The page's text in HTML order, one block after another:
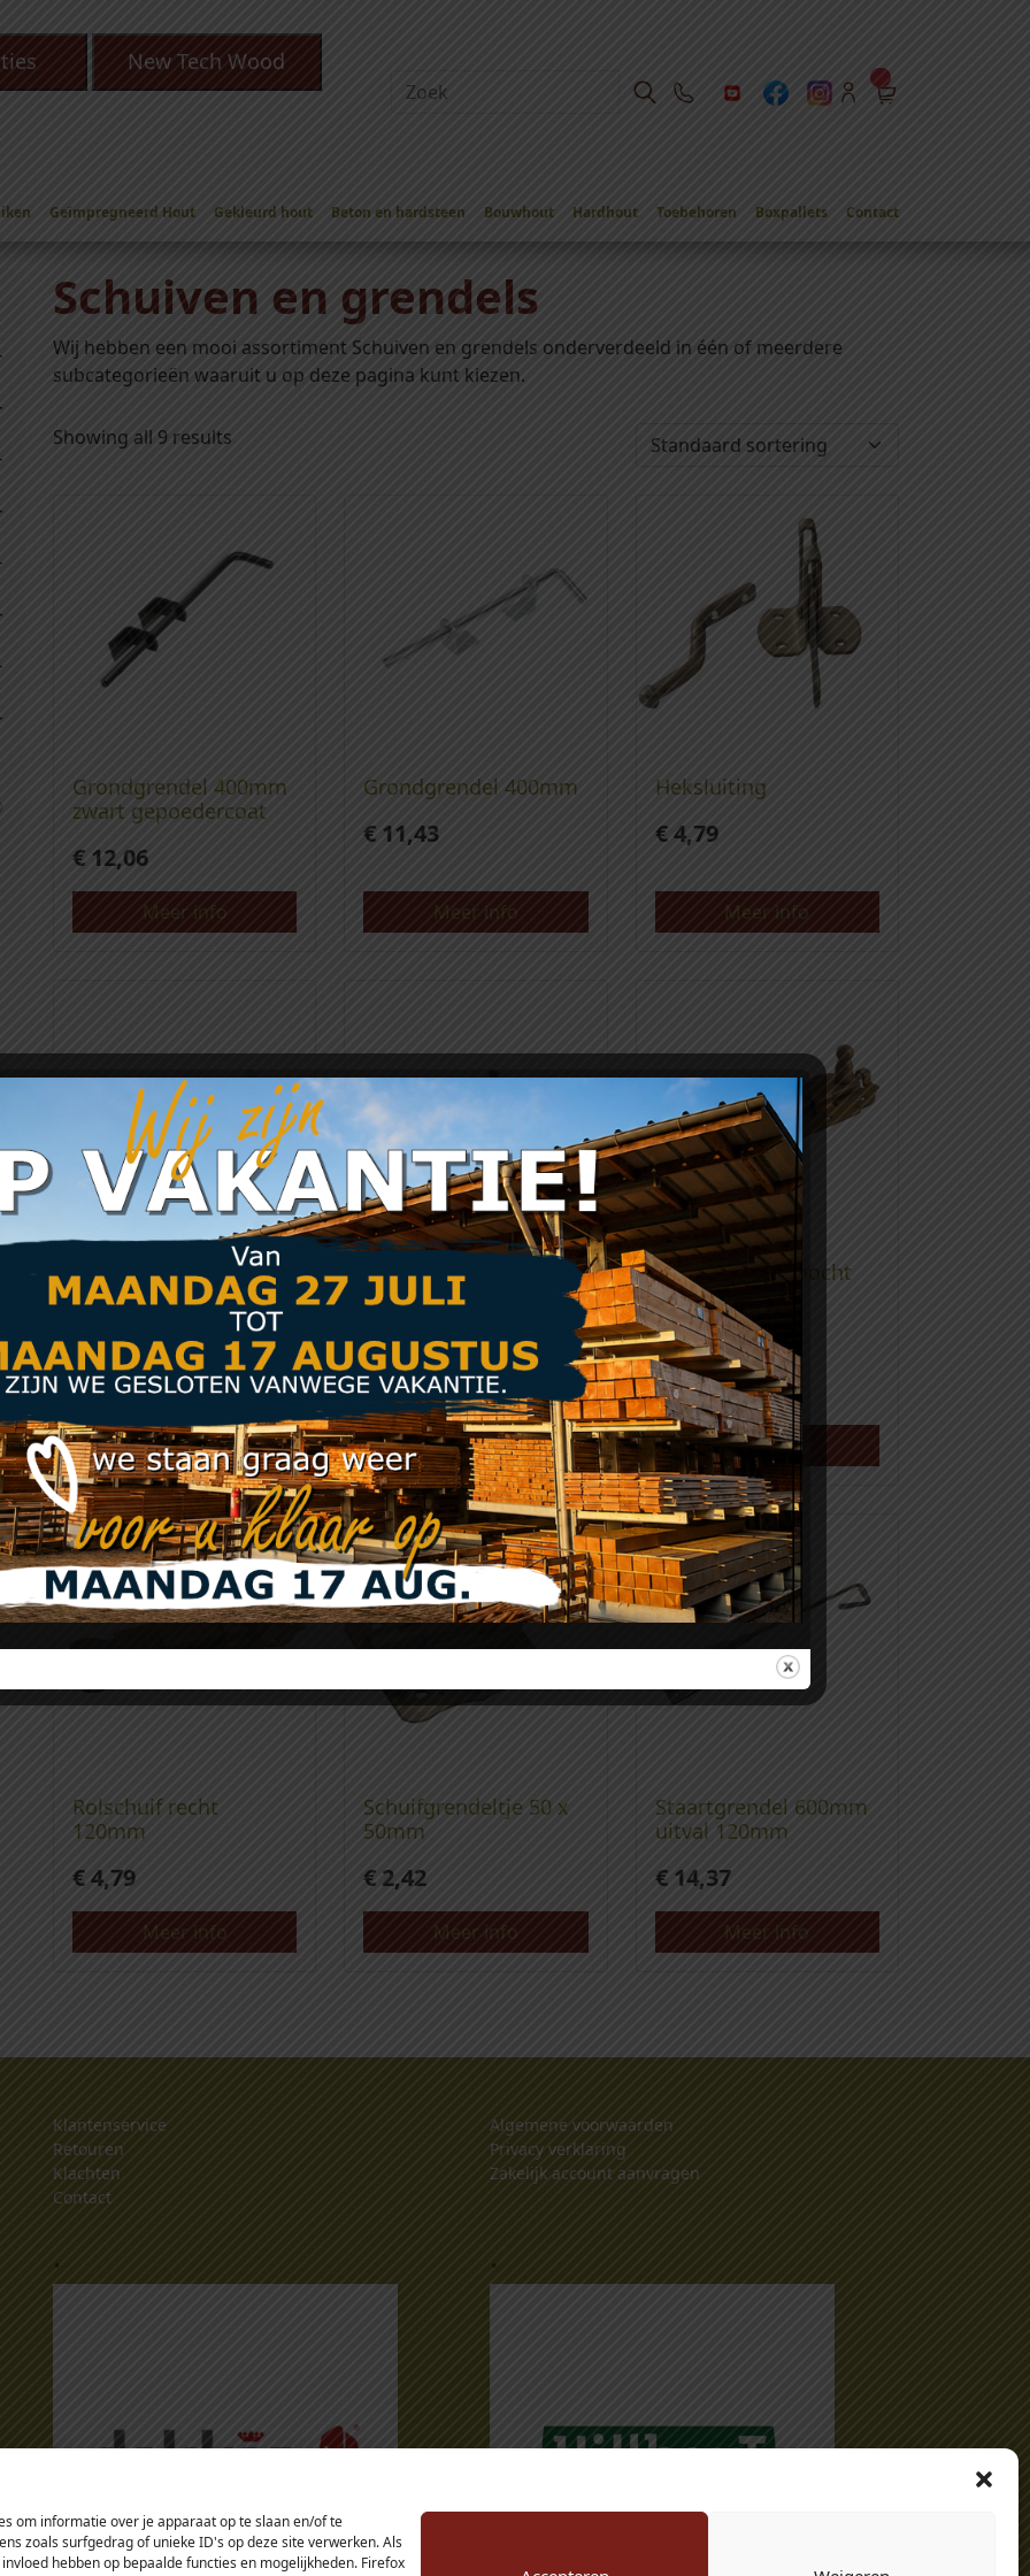
om informatie over je apparaat op te slaan en/of te
zoals surfgedrag of unieke ID's op deze site verwerken. Als
hebben op bepaalde functies en mogelijkheden. Firefox
New Tech Wood
Geïmpregneerd Hout Gekleurd hout Beton en hardsteen Bouwhout Hardhout Toebehoren Boxpallets Contact
en grendels
Schuiven en grendels
Wij hebben een mooi assortiment Schuiven en grendels onderverdeeld in één of meerdere
subcategorieën waaruit u op deze pagina kunt kiezen.
Showing all 9 results
Grondgrendel 400mm
zwart gepoedercoat
€ 12,06
Meer info
Grondgrendel 400mm
€ 11,43
Meer info
Heksluiting
€4,79
Meer info
Overslaggrendel voor
dubbele poort
€17,26
Meer info
Plaatgrendel
(poortschuif) 120 x
gecoat
€ 5,72
Meer info
Rolschuif met bocht
120mm
€5,22
Meer info
Rolschuif recht
120mm
€4,79
Meer info
Schuifgrendeltje 50 x
50mm
€ 2,42
Meer info
Staartgrendel 600mm
uitval 120mm
€14,37
Meer info
Klantenservice
Retouren
Klachten
Contact
Algemene voorwaarden
Privacy verklaring
Zakelijk account aanvragen
. .